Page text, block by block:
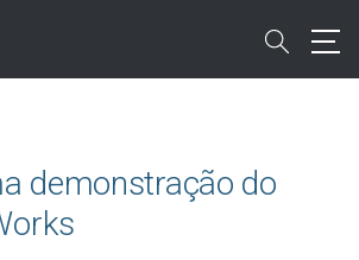
search
demonstração do